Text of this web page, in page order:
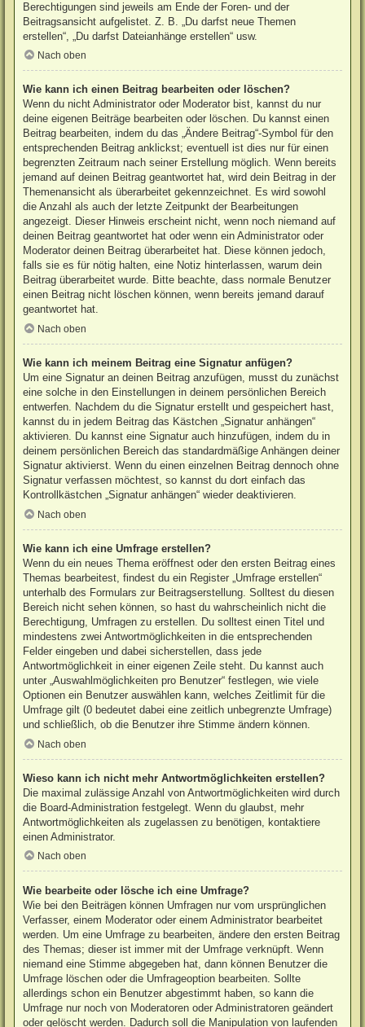
Berechtigungen sind jeweils am Ende der Foren- und der
Beitragsansicht aufgelistet. Z. B. „Du darfst neue Themen
erstellen“, „Du darfst Dateianhänge erstellen“ usw.
Nach oben
Wie kann ich einen Beitrag bearbeiten oder löschen?
Wenn du nicht Administrator oder Moderator bist, kannst du nur
deine eigenen Beiträge bearbeiten oder löschen. Du kannst einen
Beitrag bearbeiten, indem du das „Ändere Beitrag“-Symbol für den
entsprechenden Beitrag anklickst; eventuell ist dies nur für einen
begrenzten Zeitraum nach seiner Erstellung möglich. Wenn bereits
jemand auf deinen Beitrag geantwortet hat, wird dein Beitrag in der
Themenansicht als überarbeitet gekennzeichnet. Es wird sowohl
die Anzahl als auch der letzte Zeitpunkt der Bearbeitungen
angezeigt. Dieser Hinweis erscheint nicht, wenn noch niemand auf
deinen Beitrag geantwortet hat oder wenn ein Administrator oder
Moderator deinen Beitrag überarbeitet hat. Diese können jedoch,
falls sie es für nötig halten, eine Notiz hinterlassen, warum dein
Beitrag überarbeitet wurde. Bitte beachte, dass normale Benutzer
einen Beitrag nicht löschen können, wenn bereits jemand darauf
geantwortet hat.
Nach oben
Wie kann ich meinem Beitrag eine Signatur anfügen?
Um eine Signatur an deinen Beitrag anzufügen, musst du zunächst
eine solche in den Einstellungen in deinem persönlichen Bereich
entwerfen. Nachdem du die Signatur erstellt und gespeichert hast,
kannst du in jedem Beitrag das Kästchen „Signatur anhängen“
aktivieren. Du kannst eine Signatur auch hinzufügen, indem du in
deinem persönlichen Bereich das standardmäßige Anhängen deiner
Signatur aktivierst. Wenn du einen einzelnen Beitrag dennoch ohne
Signatur verfassen möchtest, so kannst du dort einfach das
Kontrollkästchen „Signatur anhängen“ wieder deaktivieren.
Nach oben
Wie kann ich eine Umfrage erstellen?
Wenn du ein neues Thema eröffnest oder den ersten Beitrag eines
Themas bearbeitest, findest du ein Register „Umfrage erstellen“
unterhalb des Formulars zur Beitragserstellung. Solltest du diesen
Bereich nicht sehen können, so hast du wahrscheinlich nicht die
Berechtigung, Umfragen zu erstellen. Du solltest einen Titel und
mindestens zwei Antwortmöglichkeiten in die entsprechenden
Felder eingeben und dabei sicherstellen, dass jede
Antwortmöglichkeit in einer eigenen Zeile steht. Du kannst auch
unter „Auswahlmöglichkeiten pro Benutzer“ festlegen, wie viele
Optionen ein Benutzer auswählen kann, welches Zeitlimit für die
Umfrage gilt (0 bedeutet dabei eine zeitlich unbegrenzte Umfrage)
und schließlich, ob die Benutzer ihre Stimme ändern können.
Nach oben
Wieso kann ich nicht mehr Antwortmöglichkeiten erstellen?
Die maximal zulässige Anzahl von Antwortmöglichkeiten wird durch
die Board-Administration festgelegt. Wenn du glaubst, mehr
Antwortmöglichkeiten als zugelassen zu benötigen, kontaktiere
einen Administrator.
Nach oben
Wie bearbeite oder lösche ich eine Umfrage?
Wie bei den Beiträgen können Umfragen nur vom ursprünglichen
Verfasser, einem Moderator oder einem Administrator bearbeitet
werden. Um eine Umfrage zu bearbeiten, ändere den ersten Beitrag
des Themas; dieser ist immer mit der Umfrage verknüpft. Wenn
niemand eine Stimme abgegeben hat, dann können Benutzer die
Umfrage löschen oder die Umfrageoption bearbeiten. Sollte
allerdings schon ein Benutzer abgestimmt haben, so kann die
Umfrage nur noch von Moderatoren oder Administratoren geändert
oder gelöscht werden. Dadurch soll die Manipulation von laufenden